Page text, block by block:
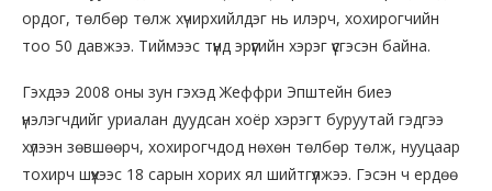
ордог, төлбөр төлж хүчирхийлдэг нь илэрч, хохирогчийн
тоо 50 давжээ. Тиймээс түүнд эрүүгийн хэрэг үүсгэсэн байна.
Гэхдээ 2008 оны зун гэхэд Жеффри Эпштейн биеэ
үнэлэгчдийг уриалан дуудсан хоёр хэрэгт буруутай гэдгээ
хүлээн зөвшөөрч, хохирогчдод нөхөн төлбөр төлж, нууцаар
тохирч шүүхээс 18 сарын хорих ял шийтгүүлжээ. Гэсэн ч ердөө